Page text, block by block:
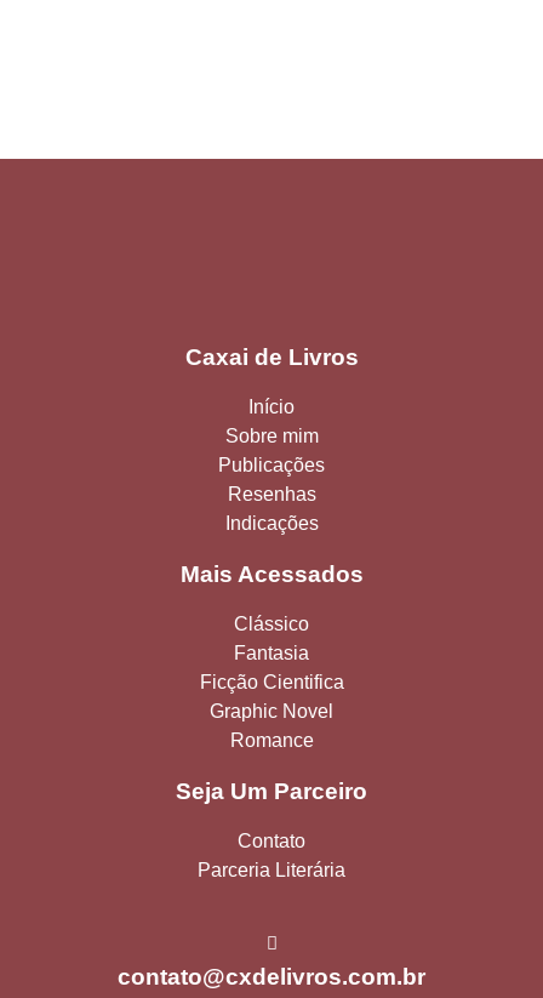
Caxai de Livros
Início
Sobre mim
Publicações
Resenhas
Indicações
Mais Acessados
Clássico
Fantasia
Ficção Cientifica
Graphic Novel
Romance
Seja Um Parceiro
Contato
Parceria Literária
contato@cxdelivros.com.br